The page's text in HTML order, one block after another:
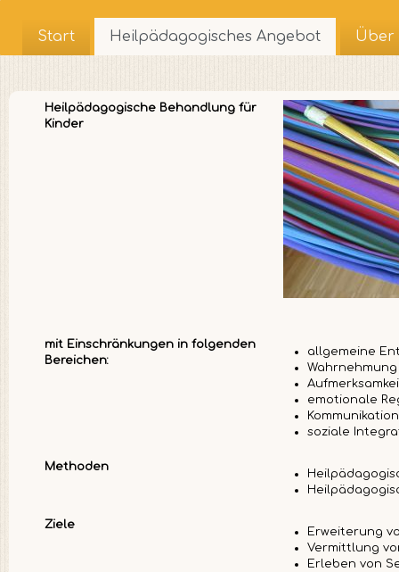
Start Heilpädagogisches Angebot Über
Heilpädagogische Behandlung für
Kinder
mit Einschränkungen in folgenden
Bereichen:
allgemeine
Wahrnehmung
emotionale
Kommunikation
soziale
Methoden
Ziele
Erweiterung
Vermittlung
Erleben von